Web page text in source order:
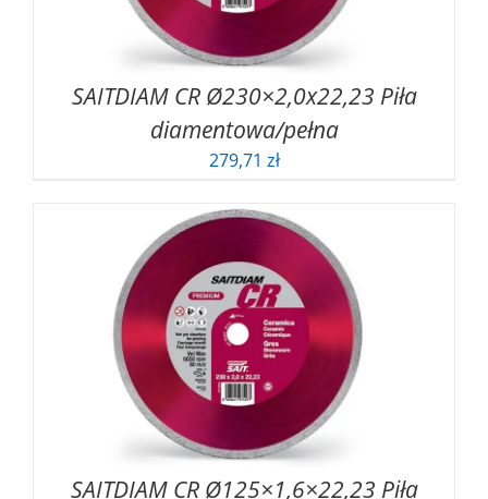
SAITDIAM CR Ø230×2,0x22,23 Piła
diamentowa/pełna
279,71 zł
SAITDIAM CR Ø125×1,6×22,23 Piła